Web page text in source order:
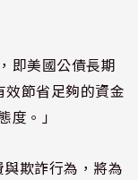
即美國公債長期
節省足夠的資金
度。」
欺詐行為，將為